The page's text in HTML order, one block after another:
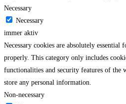
Necessary
Necessary
immer aktiv
Necessary cookies are absolutely essential
properly. This category only includes
functionalities and security features of the
store any personal information.
Non-necessary